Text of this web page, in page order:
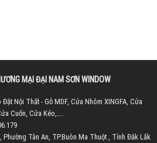
MẠI ĐẠI NAM SƠN WINDOW
Nội Thất - Gỗ MDF, Cửa Nhôm XINGFA, Cửa
Cuốn, Cửa Kéo,….
Tân An, TP.Buôn Ma Thuột , Tỉnh Đắk Lắk